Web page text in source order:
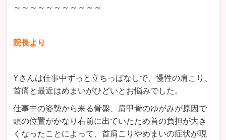
～～～～～～～～～～～
院長より
Yさんは仕事中ずっと立ちっぱなしで、慢性の肩こり、
首痛と最近はめまいがひどいとお悩みでした。
仕事中の姿勢から来る骨盤、肩甲骨のゆがみが原因で
頭の位置がかなり右前に出ていたため首の負担が大き
くなったことによって、首肩こりやめまいの症状が現